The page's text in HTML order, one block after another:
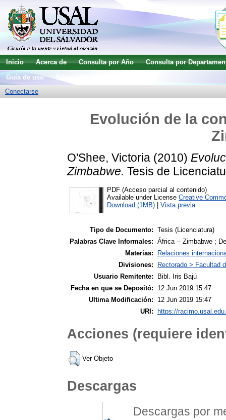
Inicio Acerca de Consulta por Año
Consulta por
Guía de uso
Conectarse
Evolución de la
O'Shee, Victoria (2010)
Zimbabwe. Tesis de
PDF (Acceso parcial al contenido)
Available under License Creative
Download (1MB)
Vista previa
Tipo de Documento: Tesis (Licenciatura)
Palabras Clave Informales: África -- Zimbabwe ;
Materias:
Relaciones
Divisiones:
Rectorado > Facultad
Usuario Remitente:
Bibl. Iris Bajú
Fecha en que se Depositó:
12 Jun 2019 15:47
Ultima Modificación:
12 Jun 2019 15:47
URI:
https://
Acciones (requiere
Ver Objeto
Descargas
Descargas por